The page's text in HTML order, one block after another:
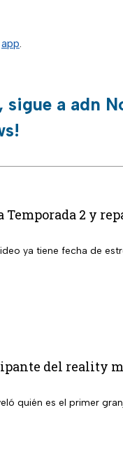
app.
sigue a adn
Temporada 2 y
ya tiene fecha de
del reality
quién es el primer